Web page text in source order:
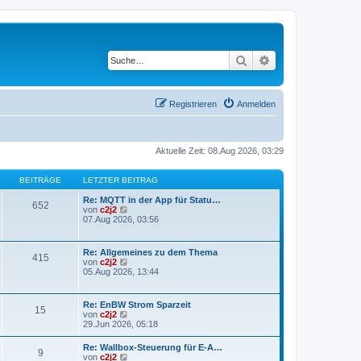
Suche
Anmelden
Registrieren
Aktuelle Zeit: 08.Aug 2026, 03:29
BEITRÄGE LETZTER BEITRAG
652
Re: MQTT in der App für Statu…
von c2j2
e
t
e
r
e
i
r
a
g
07.Aug 2026, 03:56
415
Re: Allgemeines zu dem Thema
von c2j2
e
s
t
e
r
B
e
05.Aug 2026, 13:44
15
Re: EnBW Strom Sparzeit
von c2j2
e
s
29.Jun 2026, 05:18
9
Re: Wallbox-Steuerung für E-A…
von c2j2